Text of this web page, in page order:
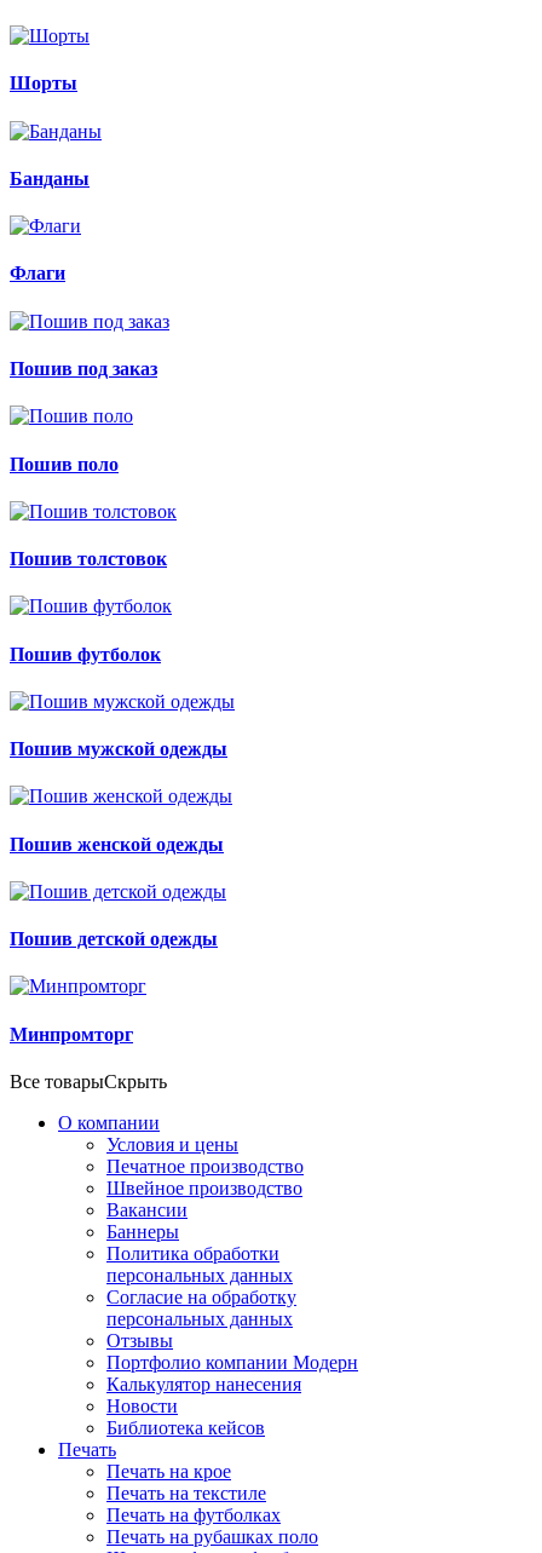
Шорты
Банданы
Флаги
Пошив под заказ
Пошив поло
Пошив толстовок
Пошив футболок
Пошив мужской одежды
Пошив женской одежды
Пошив детской одежды
Минпромторг
Все товарыСкрыть
О компании
Условия и цены
Печатное производство
Швейное производство
Вакансии
Баннеры
Политика обработки
персональных данных
Согласие на обработку
персональных данных
Отзывы
Портфолио компании Модерн
Калькулятор нанесения
Новости
Библиотека кейсов
Печать
Печать на крое
Печать на текстиле
Печать на футболках
Печать на рубашках поло